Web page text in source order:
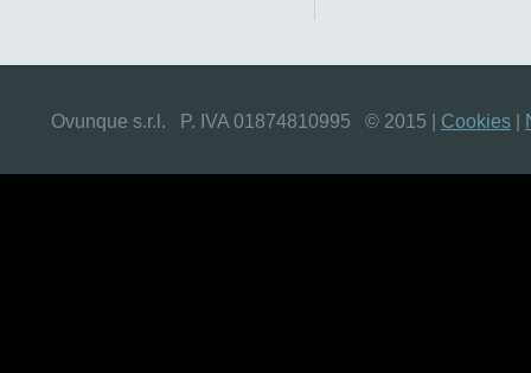
Ovunque s.r.l. P. IVA 01874810995 © 2015 Cookies